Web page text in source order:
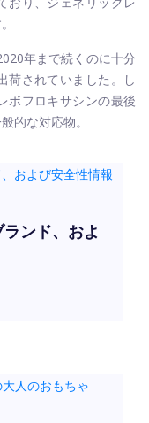
年まで続くのに十分
荷されていました。し
ボフロキサシンの最後
的な対応物。
ンド、およ